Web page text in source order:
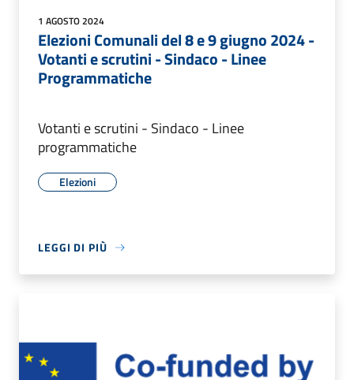
1 AGOSTO 2024
Elezioni Comunali del 8 e 9 giugno 2024 -
Votanti e scrutini - Sindaco - Linee
Programmatiche
Votanti e scrutini - Sindaco - Linee
programmatiche
Elezioni
LEGGI DI PIÙ